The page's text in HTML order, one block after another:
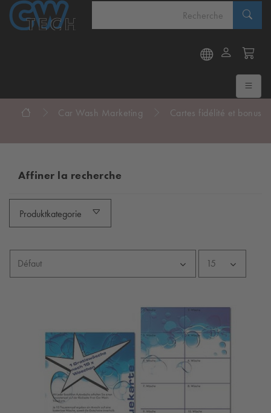
Car Wash Marketing Cartes fidélité et bonus
Affiner la recherche
Produktkategorie